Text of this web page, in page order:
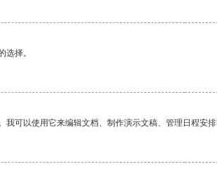
择。
可以使用它来编辑文档、制作演示文稿、管理日程安排